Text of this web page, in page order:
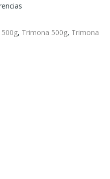
, Trimona 500g, Trimona